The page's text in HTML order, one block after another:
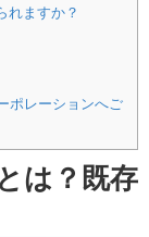
れますか？
ポレーションへご
は？既存